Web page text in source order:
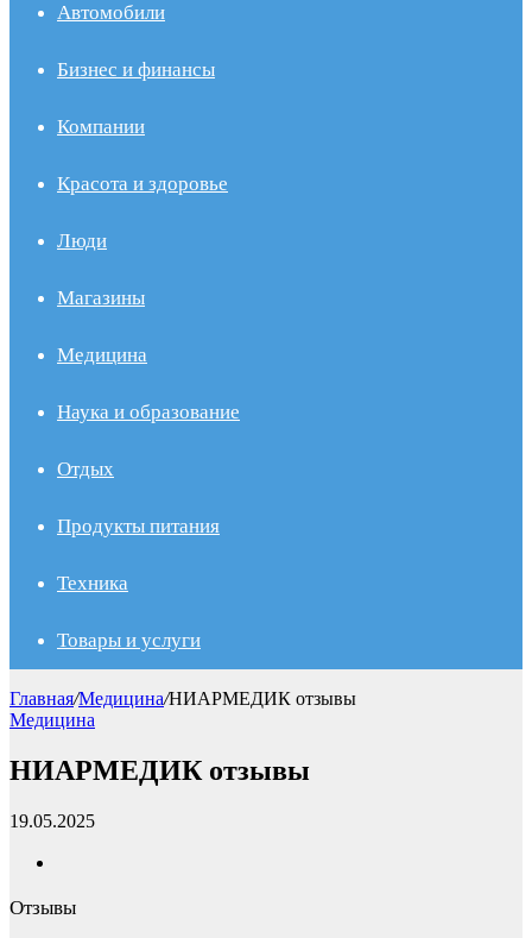
Автомобили
Бизнес и финансы
Компании
Красота и здоровье
Люди
Магазины
Медицина
Наука и образование
Отдых
Продукты питания
Техника
Товары и услуги
Главная/Медицина/НИАРМЕДИК отзывы
Медицина
НИАРМЕДИК отзывы
19.05.2025
Отзывы